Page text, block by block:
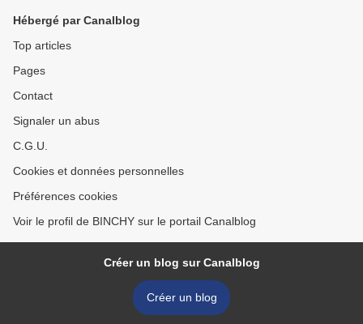
Hébergé par Canalblog
Top articles
Pages
Contact
Signaler un abus
C.G.U.
Cookies et données personnelles
Préférences cookies
Voir le profil de BINCHY sur le portail Canalblog
Créer un blog sur Canalblog
Créer un blog